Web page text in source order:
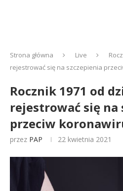
Strona główna Live
rejestrować się na szczepienia
Rocznik 1971 od
rejestrować się na
przeciw
przez PAP 22 kwietnia 2021